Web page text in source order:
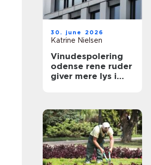
30. june 2026
Katrine Nielsen
Vinudespolering
odense rene ruder
giver mere lys i